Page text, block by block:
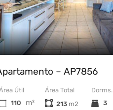
– AP7856
Dorms.
3
Útil
110
m²
Área Total
213